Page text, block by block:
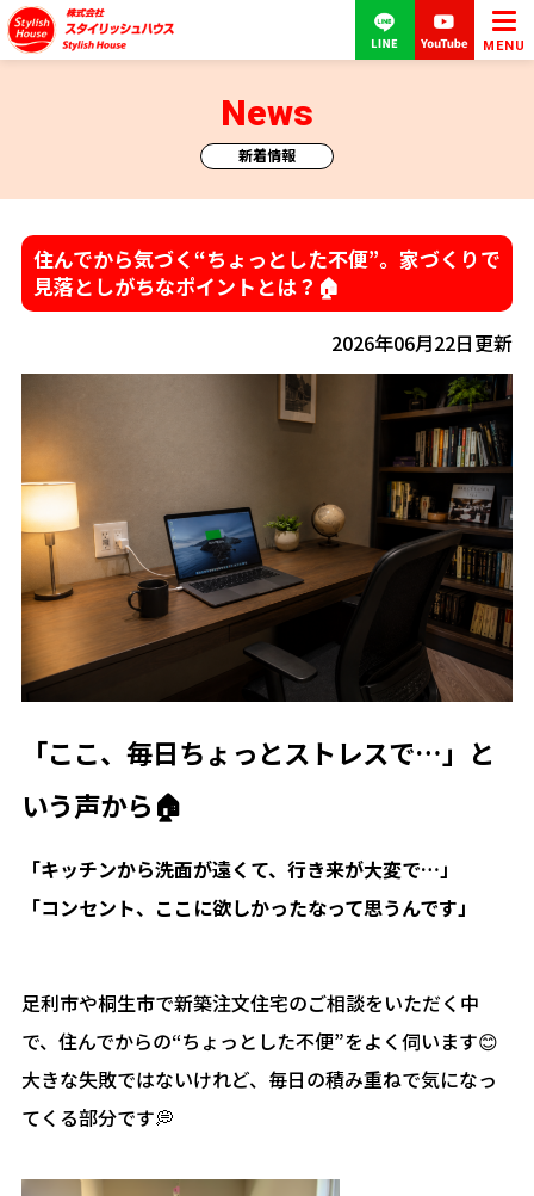
MENU
新着情報
News
住んでから気づく“ちょっとした不便”。家づくりで
見落としがちなポイントとは？🏠
2026年06月22日更新
「ここ、毎日ちょっとストレスで…」と
いう声から🏠
「キッチンから洗面が遠くて、行き来が大変で…」
「コンセント、ここに欲しかったなって思うんです」
足利市や桐生市で新築注文住宅のご相談をいただく中
で、住んでからの“ちょっとした不便”をよく伺います😊
大きな失敗ではないけれど、毎日の積み重ねで気になっ
てくる部分です💭